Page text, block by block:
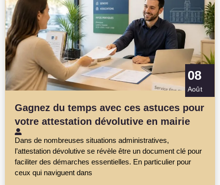
08
Août
Gagnez du temps avec ces astuces pour
votre attestation dévolutive en mairie
Dans de nombreuses situations administratives,
l’attestation dévolutive se révèle être un document clé pour
faciliter des démarches essentielles. En particulier pour
ceux qui naviguent dans